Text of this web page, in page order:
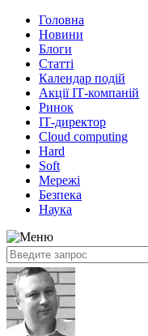
Головна
Новини
Блоги
Статті
Календар подій
Акції ІТ-компаній
Ринок
ІТ-директор
Cloud computing
Hard
Soft
Мережі
Безпека
Наука